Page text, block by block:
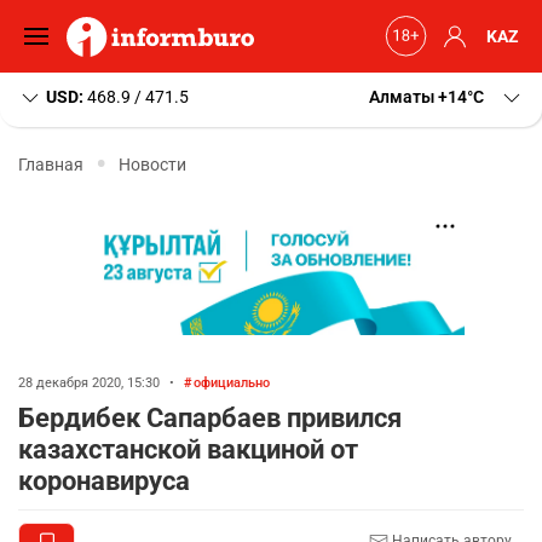
KAZ
USD: 468.9 / 471.5 Алматы+14 C
Главная Новости
28 декабря 2020, 15:30 • официально
Бердибек Сапарбаев привился
казахстанской вакциной от
коронавируса